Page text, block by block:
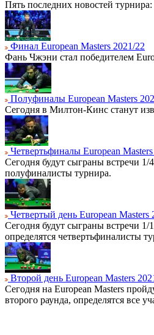
Пять последних новостей турнира:
Финал European Masters 2021/22
Фань Чжэни стал победителем
Полуфиналы European Masters
Сегодня в Милтон-Кинс станут
Четвертьфиналы European
Сегодня будут сыграны встречи 1/
полуфиналисты турнира.
Четвертый день European Masters
Сегодня будут сыграны встречи 1/
определятся четвертьфиналисты
Второй день European Masters
Сегодня на European Masters
второго раунда, определятся все